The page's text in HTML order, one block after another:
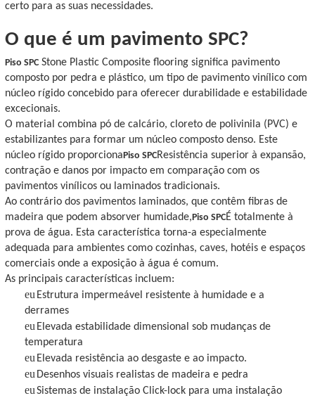
certo para as suas necessidades.
O que é um pavimento SPC?
Piso SPC Stone Plastic Composite flooring significa pavimento
composto por pedra e plástico, um tipo de pavimento vinílico com
núcleo rígido concebido para oferecer durabilidade e estabilidade
excecionais.
O material combina pó de calcário, cloreto de polivinila (PVC) e
estabilizantes para formar um núcleo composto denso. Este
núcleo rígido proporcionaPiso SPCResistência superior à expansão,
contração e danos por impacto em comparação com os
pavimentos vinílicos ou laminados tradicionais.
Ao contrário dos pavimentos laminados, que contêm fibras de
madeira que podem absorver humidade,Piso SPCÉ totalmente à
prova de água. Esta característica torna-a especialmente
adequada para ambientes como cozinhas, caves, hotéis e espaços
comerciais onde a exposição à água é comum.
As principais características incluem:
eu Estrutura impermeável resistente à humidade e a
derrames
eu Elevada estabilidade dimensional sob mudanças de
temperatura
eu Elevada resistência ao desgaste e ao impacto.
eu Desenhos visuais realistas de madeira e pedra
euSistemas de instalação Click-lock para uma instalação